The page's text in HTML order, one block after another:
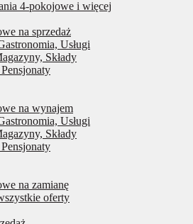
4-pokojowe i więcej
na sprzedaż
Usługi
Składy
na wynajem
Usługi
Składy
na zamianę
oferty